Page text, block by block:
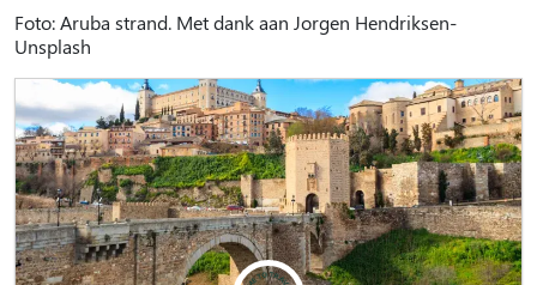
Foto: Aruba strand. Met dank aan Jorgen Hendriksen-
Unsplash